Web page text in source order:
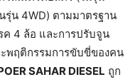
รุ่น 4WD) ตามมาตรฐาน
ค 4 ล้อ และการปรับจูน
ะพฤติกรรมการขับขี่ของคน
SAHAR DIESEL ถูก